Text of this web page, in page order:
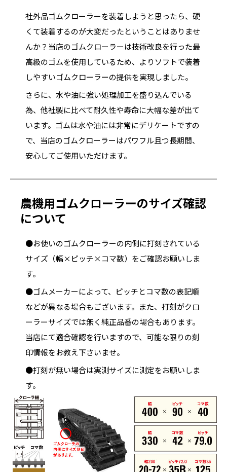
社外品ゴムクローラーを装着しようと思ったら、硬
くて装着するのが大変だったということはありませ
んか？当店のゴムクローラーは技術改良を行った最
高級のゴムを使用しているため、よりソフトで装着
しやすいゴムクローラーの提供を実現しました。
さらに、水や油に強い処理加工を盛り込んでいる
為、他社製に比べて耐久性や寿命に大幅な差が出て
います。ゴムは水や油には非常にデリケートですの
で、当店のゴムクローラーはパワフル且つ長期間、
安心してご使用いただけます。
農機用ゴムクローラーのサイズ確認
について
●お使いのゴムクローラーの内側に打刻されている
サイズ（幅×ピッチ×コマ数）をご確認お願いしま
す。
●ゴムメーカーによって、ピッチとコマ数の表記順
などが異なる場合もございます。また、打刻がクロ
ーラーサイズでは無く純正品番の場合もあります。
当店にて適合確認を行いますので、可能な限りの刻
印情報をお教え下さいませ。
●打刻が無い場合は実測サイズに測定をお願いしま
す。